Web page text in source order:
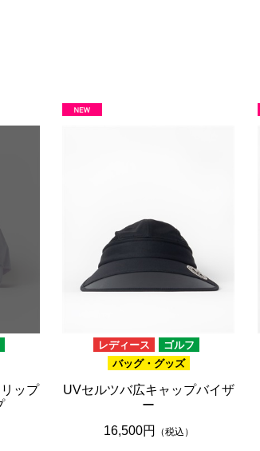
ップ
レディース
ゴルフ
バッグ・グッズ
UVセルツバ広キャップバイザ
ー
16,500円
（税込）